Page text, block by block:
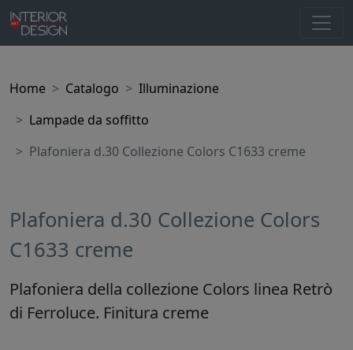
Home Catalogo
Illuminazione
Lampade da soffitto
Plafoniera d.30 Collezione Colors C1633 creme
Plafoniera d.30 Collezione Colors
C1633 creme
Plafoniera della collezione Colors linea Retrò
di Ferroluce. Finitura creme